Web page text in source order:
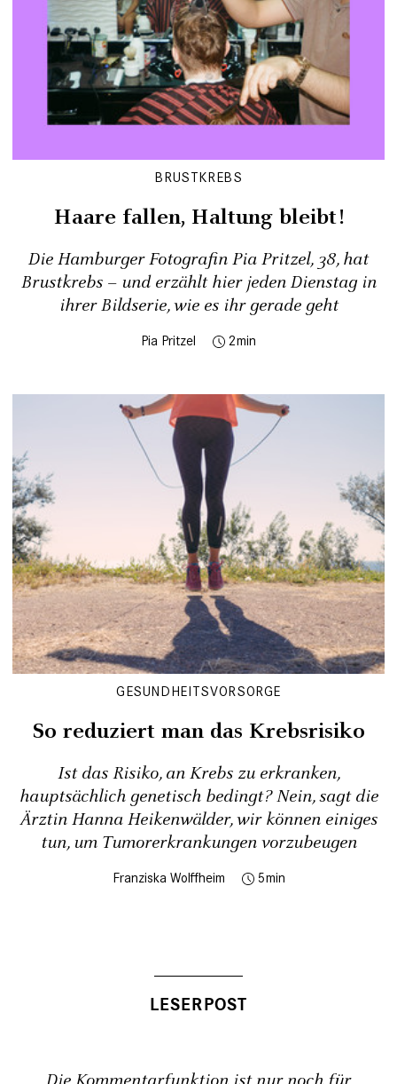
BRUSTKREBS
Haare fallen, Haltung bleibt!
Die Hamburger Fotografin Pia Pritzel, 38, hat
Brustkrebs – und erzählt hier jeden Dienstag in
ihrer Bildserie, wie es ihr gerade geht
Pia Pritzel 2
GESUNDHEITSVORSORGE
So reduziert man das Krebsrisiko
Ist das Risiko, an Krebs zu erkranken,
hauptsächlich genetisch bedingt? Nein, sagt die
Ärztin Hanna Heikenwälder, wir können einiges
tun, um Tumorerkrankungen vorzubeugen
Franziska Wolffheim 5